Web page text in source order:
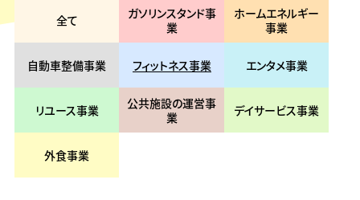
全て
ガソリンスタンド事
業
ホームエネルギー
事業
自動車整備事業 フィットネス事業 エンタメ事業
リユース事業
公共施設の運営事
業
デイサービス事業
外食事業